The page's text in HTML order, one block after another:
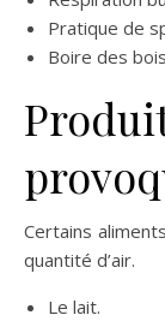
Pratique de
Boire des
Certains
quantité d’air.
Le lait.